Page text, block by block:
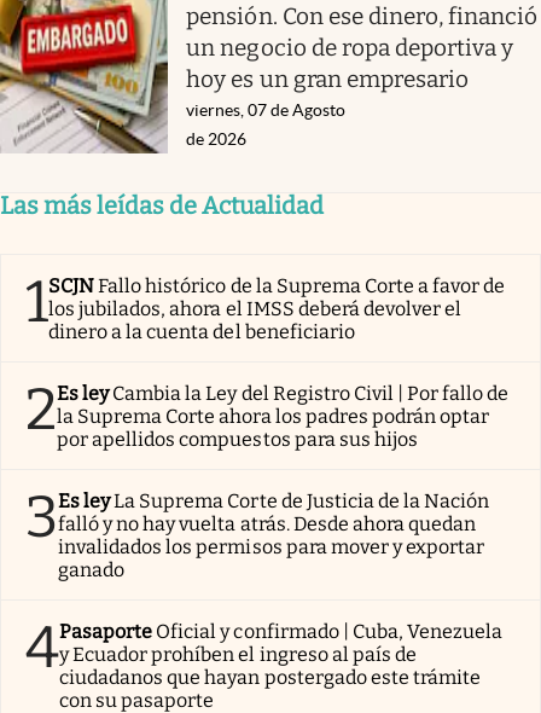
pensión. Con ese dinero, financió
un negocio de ropa deportiva y
hoy es un gran empresario
viernes, 07 de Agosto
de 2026
Las más leídas de Actualidad
1SCJNFallo histórico de la Suprema Corte a favor de
los jubilados, ahora el IMSS deberá devolver el
dinero a la cuenta del beneficiario
2Es ley Cambia la Ley del Registro Civil | Por fallo de
la Suprema Corte ahora los padres podrán optar
por apellidos compuestos para sus hijos
3Es leyLa Suprema Corte de Justicia de la Nación
falló y no hay vuelta atrás. Desde ahora quedan
invalidados los permisos para mover y exportar
ganado
4Pasaporte Oficial y confirmado | Cuba, Venezuela
y Ecuador prohíben el ingreso al país de
ciudadanos que hayan postergado este trámite
con su pasaporte